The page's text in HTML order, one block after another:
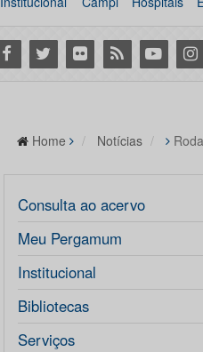
Facebook
Twitter Flickr RSS Youtube
Home Notícias
Consulta ao acervo
Meu Pergamum
Institucional
Bibliotecas
Serviços